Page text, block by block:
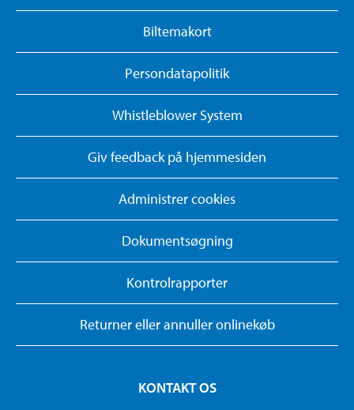
Biltemakort
Persondatapolitik
Whistleblower System
Giv feedback på hjemmesiden
Administrer cookies
Dokumentsøgning
Kontrolrapporter
Returner eller annuller onlinekøb
KONTAKT OS